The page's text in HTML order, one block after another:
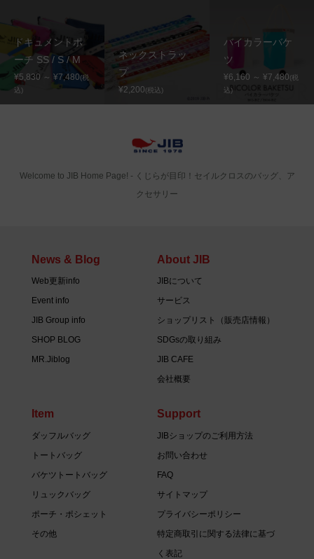
ドキュメントポ
ーチ SS / S / M
¥5,830 ～ ¥7,480(税
込)
ネックストラッ
プ
¥2,200(税込)
バイカラーバケ
ツ
¥6,160 ～ ¥7,480(税
込)
Welcome to JIB Home Page! ‐ くじらが目印！セイルクロスのバッグ、ア
クセサリー
News & Blog
Web更新info
Event info
JIB Group info
SHOP BLOG
MR.Jiblog
About JIB
JIBについて
サービス
ショップリスト（販売店情報）
SDGsの取り組み
JIB CAFE
会社概要
Item
ダッフルバッグ
トートバッグ
バケツトートバッグ
リュックバッグ
ポーチ・ポシェット
その他
Support
JIBショップのご利用方法
お問い合わせ
FAQ
サイトマップ
プライバシーポリシー
特定商取引に関する法律に基づ
く表記